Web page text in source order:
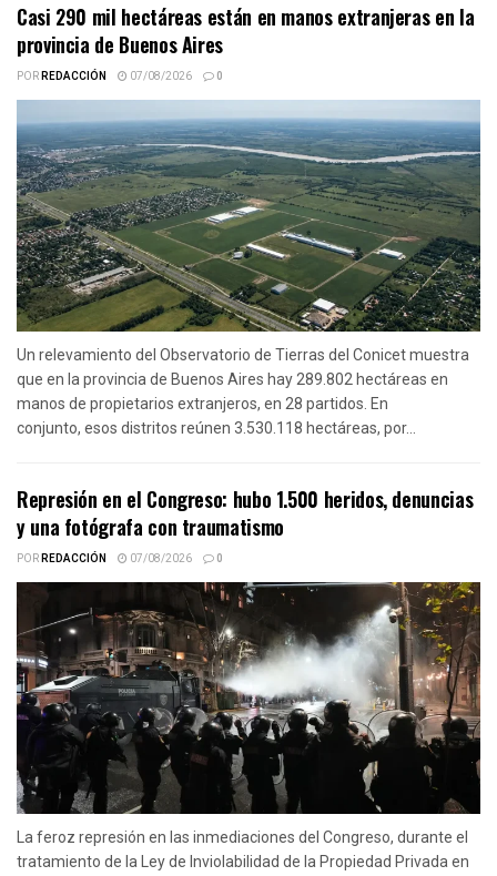
Casi 290 mil hectáreas están en manos extranjeras en la
provincia de Buenos Aires
PORREDACCIÓN 07/08/2026 0
Un relevamiento del Observatorio de Tierras del Conicet muestra
que en la provincia de Buenos Aires hay 289.802 hectáreas en
manos de propietarios extranjeros, en 28 partidos. En
conjunto, esos distritos reúnen 3.530.118 hectáreas, por...
Represión en el Congreso: hubo 1.500 heridos, denuncias
y una fotógrafa con traumatismo
PORREDACCIÓN 07/08/2026 0
La feroz represión en las inmediaciones del Congreso, durante el
tratamiento de la Ley de Inviolabilidad de la Propiedad Privada en